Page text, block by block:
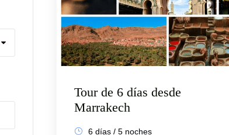
Tour de 6 días desde
Marrakech
6 días / 5 noches